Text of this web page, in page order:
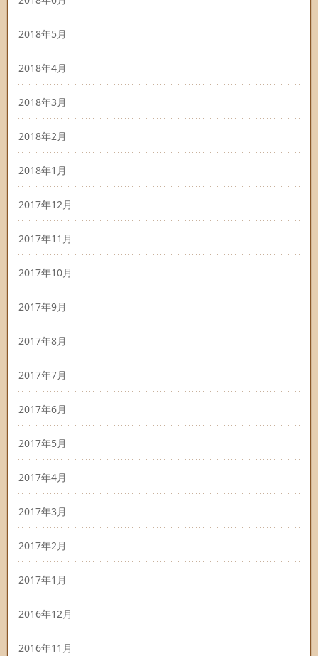
2018年5月
2018年4月
2018年3月
2018年2月
2018年1月
2017年12月
2017年11月
2017年10月
2017年9月
2017年8月
2017年7月
2017年6月
2017年5月
2017年4月
2017年3月
2017年2月
2017年1月
2016年12月
2016年11月